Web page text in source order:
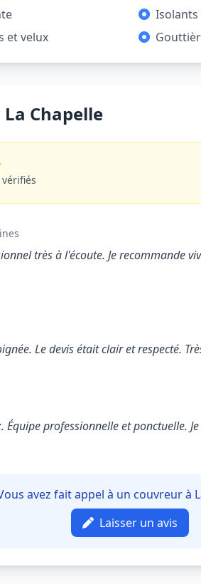
et velux
Chapelle
très à l'écoute. Je recommande
Le devis était clair et respecté.
professionnelle et ponctuelle.
avez fait appel à un couvreur à
Laisser un avis